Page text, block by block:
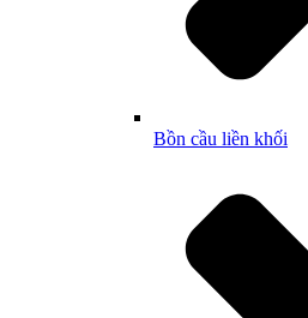
Bồn cầu liền khối